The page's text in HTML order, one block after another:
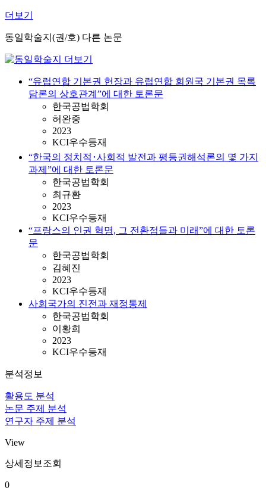
더보기
동일학술지(권/호) 다른 논문
“유럽연합 기본권 헌장과 유럽연합 회원국 기본권 목록
담론의 상호관계”에 대한 토론문
한국공법학회
허완중
2023
KCI우수등재
“한국의 정치적･사회적 발전과 평등권해석론의 몇 가지
과제”에 대한 토론문
한국공법학회
최규환
2023
KCI우수등재
“프랑스의 인권 혁명, 그 전환점들과 미래”에 대한 토론
문
한국공법학회
김혜진
2023
KCI우수등재
사회국가의 진전과 재정통제
한국공법학회
이황희
2023
KCI우수등재
분석정보
활용도 분석
논문 주제 분석
연구자 주제 분석
View
상세정보조회
0